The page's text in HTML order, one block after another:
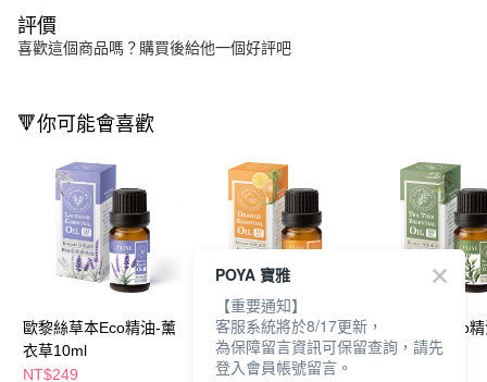
評價
喜歡這個商品嗎？購買後給他一個好評吧
🔻你可能會喜歡
歐黎絲草本Eco精油-薰
衣草10ml
NT$249
歐黎絲草本Eco精油-甜
橙10ml
NT$249
歐黎絲草本Eco
樹10ml
POYA 寶雅
【重要通知】
客服系統將於8/17更新，
為保障留言資訊可保留查詢，請先
登入會員帳號留言。